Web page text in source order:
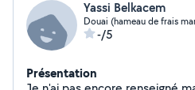
Yassi Belkacem
Douai (hameau de frais
-/5
Présentation